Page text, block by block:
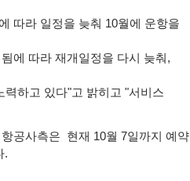
따라 일정을 늦춰 10월에 운항을
에 따라 재개일정을 다시 늦춰 ,
력하고 있다"고 밝히고 "서비스
항공사측은 현재 10월 7일까지 예약
.